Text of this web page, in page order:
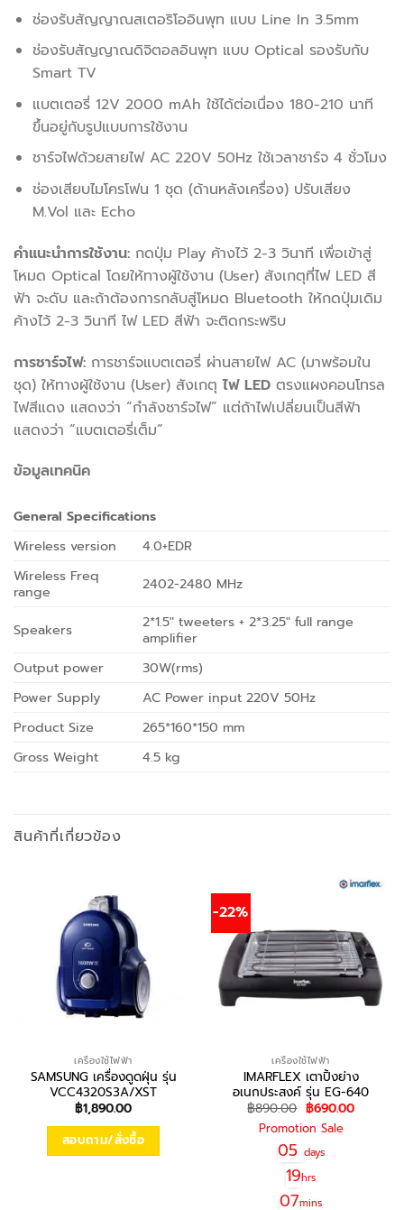
ช่องรับสัญญาณสเตอริโออินพุท แบบ Line In 3.5mm
ช่องรับสัญญาณดิจิตอลอินพุท แบบ Optical รองรับกับ
Smart TV
แบตเตอรี่ 12V 2000 mAh ใช้ได้ต่อเนื่อง 180-210 นาที
ขึ้นอยู่กับรูปแบบการใช้งาน
ชาร์จไฟด้วยสายไฟ AC 220V 50Hz ใช้เวลาชาร์จ 4 ชั่วโมง
ช่องเสียบไมโครโฟน 1 ชุด (ด้านหลังเครื่อง) ปรับเสียง
M.Vol และ Echo
คำแนะนำการใช้งาน: กดปุ่ม Play ค้างไว้ 2-3 วินาที เพื่อเข้าสู่
โหมด Optical โดยให้ทางผู้ใช้งาน (User) สังเกตุที่ไฟ LED สี
ฟ้า จะดับ และถ้าต้องการกลับสู่โหมด Bluetooth ให้กดปุ่มเดิม
ค้างไว้ 2-3 วินาที ไฟ LED สีฟ้า จะติดกระพริบ
การชาร์จไฟ: การชาร์จแบตเตอรี่ ผ่านสายไฟ AC (มาพร้อมใน
ชุด) ให้ทางผู้ใช้งาน (User) สังเกตุไฟ LED ตรงแผงคอนโทรล
ไฟสีแดง แสดงว่า “กำลังชาร์จไฟ” แต่ถ้าไฟเปลี่ยนเป็นสีฟ้า
แสดงว่า “แบตเตอรี่เต็ม”
ข้อมูลเทคนิค
General Specifications
Wireless version
4.0+EDR
Wireless Freq
range
2402-2480 MHz
Speakers
2*1.5″ tweeters + 2*3.25″ full range
amplifier
Output power
30W(rms)
Power Supply
AC Power input 220V 50Hz
Product Size
265*160*150 mm
Gross Weight
4.5 kg
สินค้าที่เกี่ยวข้อง
เครื่องใช้ไฟฟ้า
SAMSUNG เครื่องดูดฝุ่น รุ่น
VCC4320S3A/XST
฿1,890.00
สอบถาม/สั่งซื้อ
-22%
เครื่องใช้ไฟฟ้า
IMARFLEX เตาปิ้งย่าง
อเนกประสงค์ รุ่น EG-640
฿890.00 Original
price
was:
฿690.00Current
Promotion Sale
05 days
19hrs
07mins